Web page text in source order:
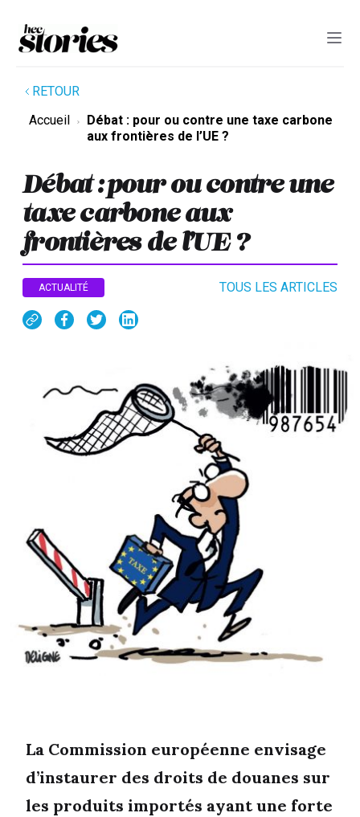
RETOUR
Accueil
Débat : pour ou contre une taxe carbone
aux frontières de l’UE ?
Débat : pour ou contre une
taxe carbone aux
frontières de l’UE ?
ACTUALITÉ TOUS LES ARTICLES
La Commission européenne envisage
d’instaurer des droits de douanes sur
les produits importés ayant une forte